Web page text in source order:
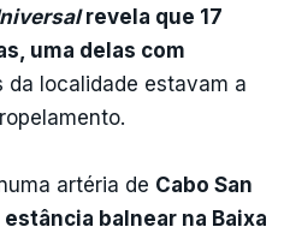
revela que 17
uma delas com
da localidade estavam a
artéria de Cabo San
balnear na Baixa